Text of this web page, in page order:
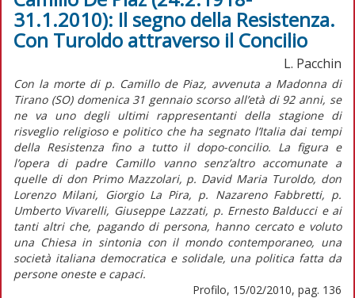
31.1.2010): Il segno della Resistenza.
Con Turoldo attraverso il Concilio
L. Pacchin
Con la morte di p. Camillo de Piaz, avvenuta a Madonna di
Tirano (SO) domenica 31 gennaio scorso all’età di 92 anni, se
ne va uno degli ultimi rappresentanti della stagione di
risveglio religioso e politico che ha segnato l’Italia dai tempi
della Resistenza fino a tutto il dopo-concilio. La figura e
l’opera di padre Camillo vanno senz’altro accomunate a
quelle di don Primo Mazzolari, p. David Maria Turoldo, don
Lorenzo Milani, Giorgio La Pira, p. Nazareno Fabbretti, p.
Umberto Vivarelli, Giuseppe Lazzati, p. Ernesto Balducci e ai
tanti altri che, pagando di persona, hanno cercato e voluto
una Chiesa in sintonia con il mondo contemporaneo, una
società italiana democratica e solidale, una politica fatta da
persone oneste e capaci.
Profilo, 15/02/2010, pag. 136